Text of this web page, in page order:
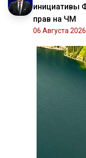
инициативы
прав на ЧМ
06 Августа